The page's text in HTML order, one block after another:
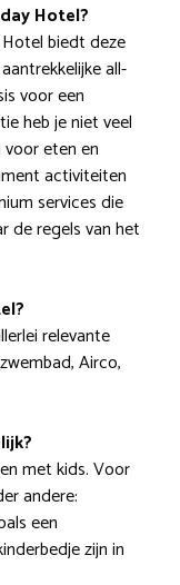
Hotel?
biedt deze
all-
voor een
heb je niet veel
eten en
activiteiten
services die
de regels van het
relevante
Airco,
met kids. Voor
andere:
een
zijn in